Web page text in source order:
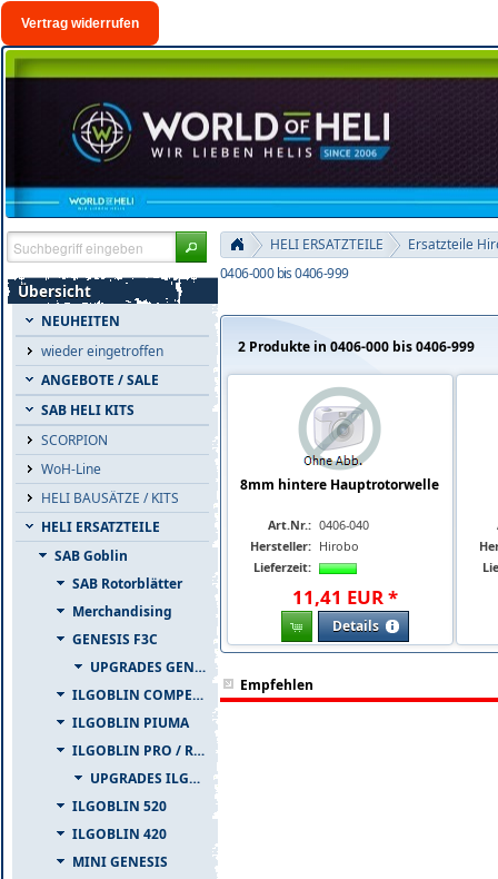
Vertrag widerrufen
Übersicht
NEUHEITEN
wieder eingetroffen
ANGEBOTE / SALE
SAB HELI KITS
SCORPION
WoH-Line
HELI BAUSÄTZE / KITS
HELI ERSATZTEILE
SAB Goblin
SAB Rotorblätter
Merchandising
GENESIS F3C
UPGRADES GENESIS F3C
ILGOBLIN COMPETIZIONE
ILGOBLIN PIUMA
ILGOBLIN PRO / RAW 700
UPGRADES ILGOBLIN PRO / RAW 700
ILGOBLIN 520
ILGOBLIN 420
MINI GENESIS
HELI ERSATZTEILE
Ersatzteile
0406-000 bis 0406-999
2 Produkte in 0406-000 bis 0406-999
8mm hintere Hauptrotorwelle
Art.Nr.: 0406-040
Hersteller: Hirobo
Lieferzeit:
11,41 EUR*
Details
Empfehlen